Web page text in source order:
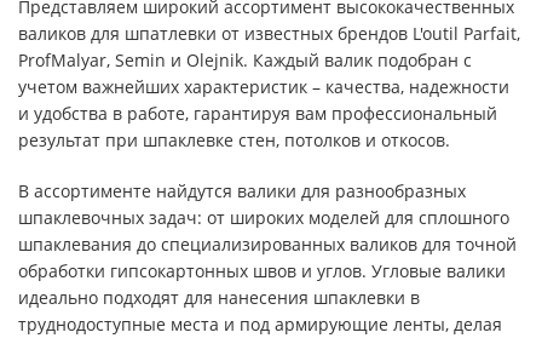
Представляем широкий ассортимент высококачественных
валиков для шпатлевки от известных брендов L'outil Parfait,
ProfMalyar, Semin и Olejnik. Каждый валик подобран с
учетом важнейших характеристик – качества, надежности
и удобства в работе, гарантируя вам профессиональный
результат при шпаклевке стен, потолков и откосов.
В ассортименте найдутся валики для разнообразных
шпаклевочных задач: от широких моделей для сплошного
шпаклевания до специализированных валиков для точной
обработки гипсокартонных швов и углов. Угловые валики
идеально подходят для нанесения шпаклевки в
труднодоступные места и под армирующие ленты, делая